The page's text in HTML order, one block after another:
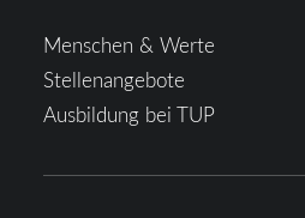
Menschen & Werte
Stellenangebote
Ausbildung bei TUP